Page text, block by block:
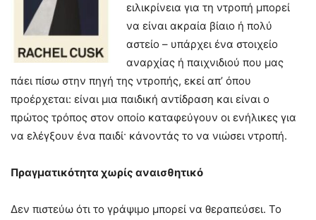
ειλικρίνεια για τη ντροπή μπορεί
να είναι ακραία βίαιο ή πολύ
αστείο – υπάρχει ένα στοιχείο
αναρχίας ή παιχνιδιού που μας
πάει πίσω στην πηγή της ντροπής, εκεί απ’ όπου
προέρχεται: είναι μια παιδική αντίδραση και είναι ο
πρώτος τρόπος στον οποίο καταφεύγουν οι ενήλικες για
να ελέγξουν ένα παιδί· κάνοντάς το να νιώσει ντροπή.
Πραγματικότητα χωρίς αναισθητικό
Δεν πιστεύω ότι το γράψιμο μπορεί να θεραπεύσει. Το